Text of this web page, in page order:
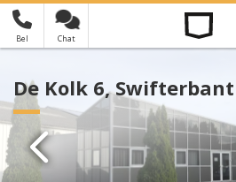
Bel Chat
De Kolk 6, Swifterbant